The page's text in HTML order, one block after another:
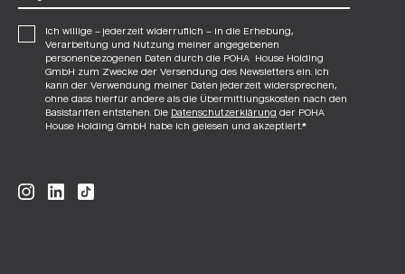
Ich willige – jederzeit widerruflich – in die Erhebung,
Verarbeitung und Nutzung meiner angegebenen
personenbezogenen Daten durch die POHA House Holding
GmbH zum Zwecke der Versendung des Newsletters ein. Ich
kann der Verwendung meiner Daten jederzeit widersprechen,
ohne dass hierfür andere als die Übermittlungskosten nach den
Basistarifen entstehen. Die Datenschutzerklärung der POHA
House Holding GmbH habe ich gelesen und akzeptiert.*